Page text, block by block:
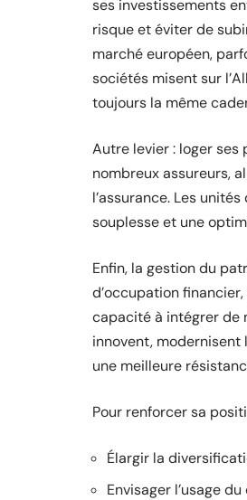
ses investissements
risque et éviter de
marché européen,
sociétés misent sur
toujours la même
Autre levier : loger ses
nombreux assureurs,
l’assurance. Les
souplesse et une
Enfin, la gestion du
d’occupation
capacité à intégrer de
innovent,
une meilleure
Pour renforcer sa
Élargir la
Envisager l’usage